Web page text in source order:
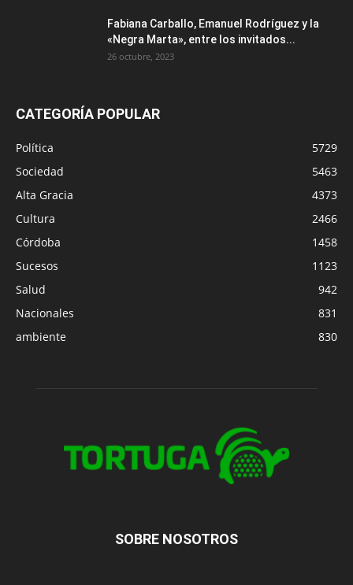
Fabiana Carballo, Emanuel Rodríguez y la
«Negra Marta», entre los invitados...
26 octubre, 2023
CATEGORÍA POPULAR
Política
5729
Sociedad
5463
Alta Gracia
4373
Cultura
2466
Córdoba
1458
Sucesos
1123
Salud
942
Nacionales
831
ambiente
830
SOBRE NOSOTROS